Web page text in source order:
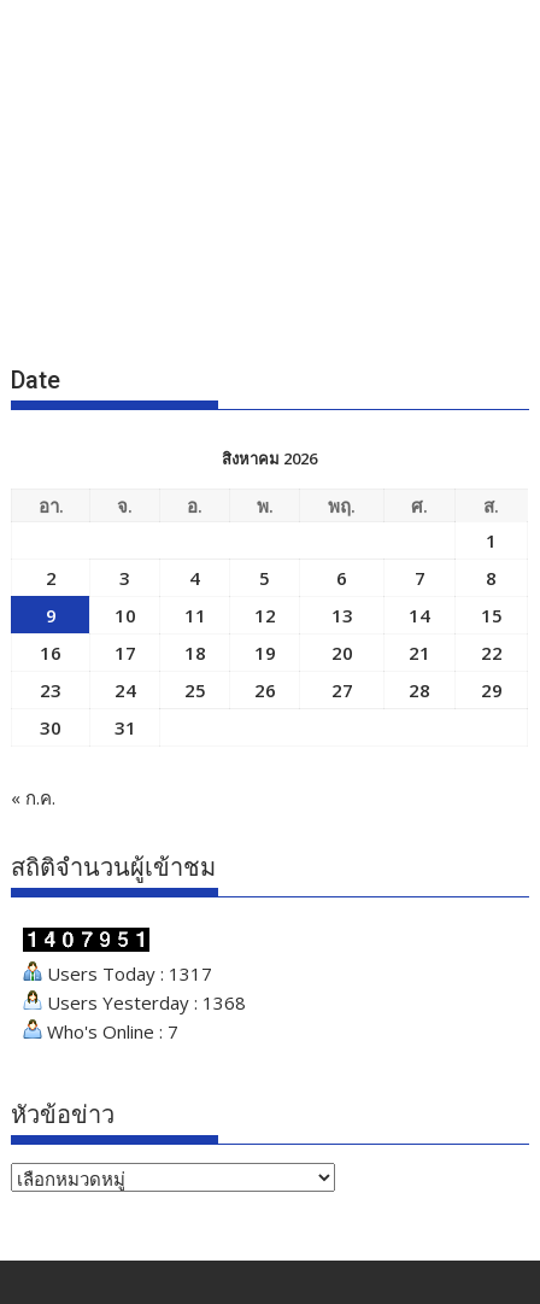
Date
สิงหาคม 2026
อา. จ. อ. พ. พฤ. ศ.
ส.
1
2
3 4 5 6 7
8
9
10 11 12 13 14
15
16
17 18 19 20 21
22
23
24 25 26 27 28
29
30
31
« ก.ค.
สถิติจำนวนผู้เข้าชม
Users Today : 1317
Users Yesterday : 1368
Who's Online : 7
หัวข้อข่าว
หัวข้อ